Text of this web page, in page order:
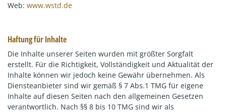
Web: www.wstd.de
Haftung für Inhalte
Die Inhalte unserer Seiten wurden mit größter Sorgfalt
erstellt. Für die Richtigkeit, Vollständigkeit und Aktualität der
Inhalte können wir jedoch keine Gewähr übernehmen. Als
Diensteanbieter sind wir gemäß § 7 Abs.1 TMG für eigene
Inhalte auf diesen Seiten nach den allgemeinen Gesetzen
verantwortlich. Nach §§ 8 bis 10 TMG sind wir als